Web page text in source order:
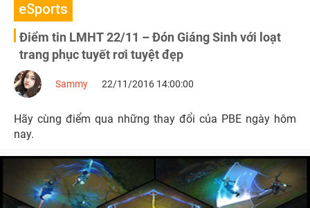
eSports
Điểm tin LMHT 22/11 – Đón Giáng Sinh với loạt
trang phục tuyết rơi tuyệt đẹp
Sammy 22/11/2016 14:00:00
Hãy cùng điểm qua những thay đổi của PBE ngày hôm
nay.